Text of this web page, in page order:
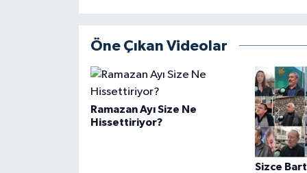
Öne Çıkan Videolar
Ramazan Ayı Size Ne
Hissettiriyor?
Sizce